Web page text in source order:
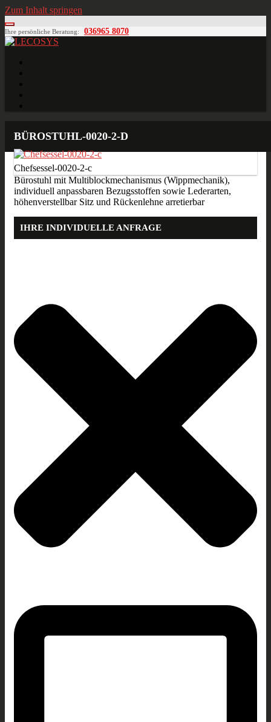
Zum Inhalt springen
Ihre persönliche Beratung: 036965 8070
BÜROSTUHL-0020-2-D
Chefsessel-0020-2-c
Bürostuhl mit Multiblockmechanismus (Wippmechanik),
individuell anpassbaren Bezugsstoffen sowie Lederarten,
höhenverstellbar Sitz und Rückenlehne arretierbar
IHRE INDIVIDUELLE ANFRAGE